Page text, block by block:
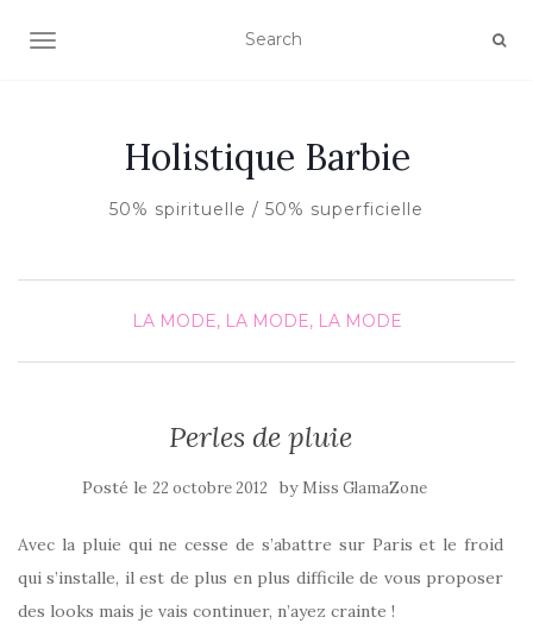
AFFICHER/MASQUER LA NAVIGATION
Holistique Barbie
50% spirituelle / 50% superficielle
LA MODE, LA MODE, LA MODE
Perles de pluie
Posté le 22 octobre 2012 by Miss GlamaZone
Avec la pluie qui ne cesse de s’abattre sur Paris et le froid
qui s’installe, il est de plus en plus difficile de vous proposer
des looks mais je vais continuer, n’ayez crainte !